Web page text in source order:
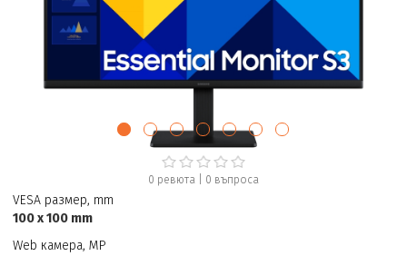
0 ревюта| 0 въпроса
VESA размер, mm
100 x 100 mm
Web камера, MP